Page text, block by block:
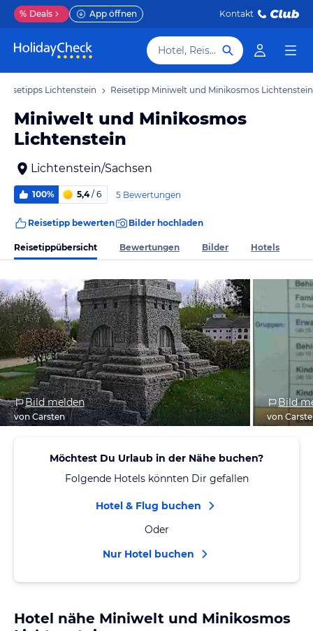
% Deals App öffnen Kontakt
Hotel, Reiseziel
Reisetipps Lichtenstein Reisetipp Miniwelt und Minikosmos Lichtenstein
Miniwelt und Minikosmos
Lichtenstein
Lichtenstein/Sachsen
100% 5,4/ 6 5 Bewertungen
Reisetipp bewerten Bilder hochladen
Reisetippübersicht Bewertungen Bilder Hotels
Bild melden
von Carsten
Bild
von
Möchtest Du Urlaub in der Nähe buchen?
Folgende Hotels könnten Dir gefallen
Hotel & Flug buchen
Oder
Nur Hotel buchen
Hotel nähe Miniwelt und Minikosmos